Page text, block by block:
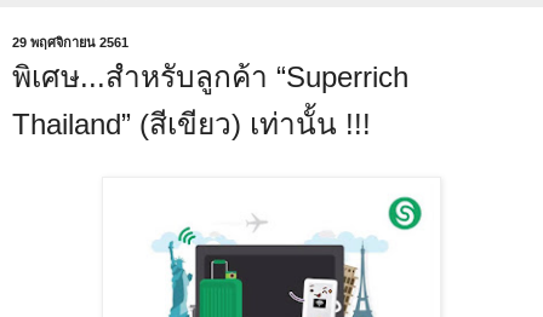
29 พฤศจิกายน 2561
พิเศษ...สำหรับลูกค้า “Superrich
Thailand” (สีเขียว) เท่านั้น !!!